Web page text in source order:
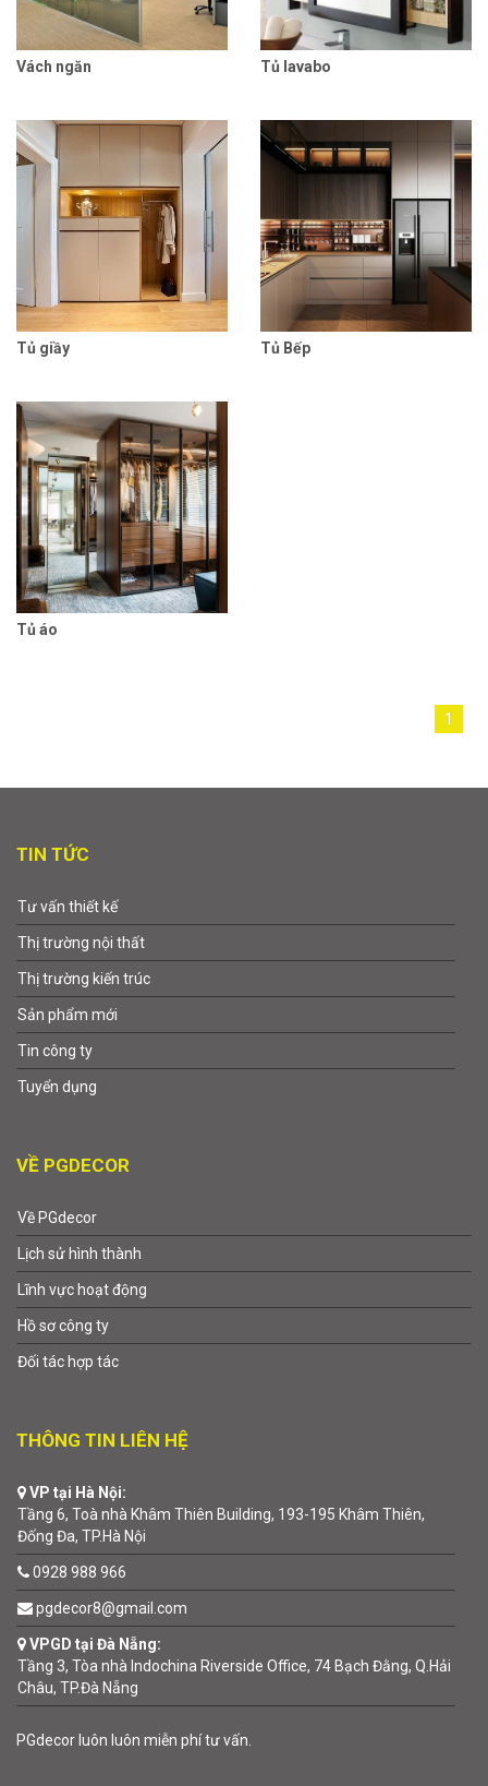
Vách ngăn Tủ lavabo
Tủ giầy Tủ Bếp
Tủ áo
1
TIN TỨC
Tư vấn thiết kế
Thị trường nội thất
Thị trường kiến trúc
Sản phẩm mới
Tin công ty
Tuyển dụng
VỀ PGDECOR
Về PGdecor
Lịch sử hình thành
Lĩnh vực hoạt động
Hồ sơ công ty
Đối tác hợp tác
THÔNG TIN LIÊN HỆ
VP tại Hà Nội:
Tầng 6, Toà nhà Khâm Thiên Building, 193-195 Khâm Thiên,
Đống Đa, TP.Hà Nội
0928 988 966
pgdecor8@gmail.com
VPGD tại Đà Nẵng:
Tầng 3, Tòa nhà Indochina Riverside Office, 74 Bạch Đằng, Q.Hải
Châu, TP.Đà Nẵng
PGdecor luôn luôn miễn phí tư vấn.